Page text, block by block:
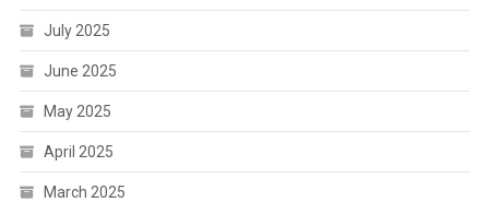
July 2025
June 2025
May 2025
April 2025
March 2025